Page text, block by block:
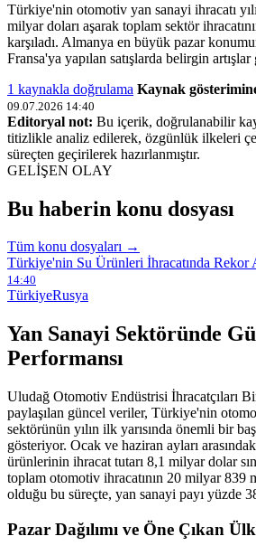
Türkiye'nin otomotiv yan sanayi ihracatı
milyar doları aşarak toplam sektör
karşıladı. Almanya en büyük pazar
Fransa'ya yapılan satışlarda belirgin
1 kaynakla doğrulama Kaynak
09.07.2026 14:40
Editoryal not: Bu içerik, doğrulanabilir
titizlikle analiz edilerek, özgünlük ilkeleri
süreçten geçirilerek hazırlanmıştır.
GELİŞEN OLAY
Bu haberin konu dosyası
Tüm konu dosyaları →
Türkiye'nin Su Ürünleri İhracatında Rekor
14:40
TürkiyeRusya
Yan Sanayi Sektöründe
Performansı
Uludağ Otomotiv Endüstrisi İhracatçıları
paylaşılan güncel veriler, Türkiye'nin
sektörünün yılın ilk yarısında önemli bir
gösteriyor. Ocak ve haziran ayları
ürünlerinin ihracat tutarı 8,1 milyar dolar
toplam otomotiv ihracatının 20 milyar 839
olduğu bu süreçte, yan sanayi payı yüzde
Pazar Dağılımı ve Öne Çıkan